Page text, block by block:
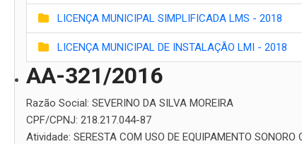
LICENÇA MUNICIPAL SIMPLIFICADA LMS - 2018
LICENÇA MUNICIPAL DE INSTALAÇÃO LMI - 2018
AA-321/2016
Razão Social: SEVERINO DA SILVA MOREIRA
CPF/CPNJ: 218.217.044-87
Atividade: SERESTA COM USO DE EQUIPAMENTO